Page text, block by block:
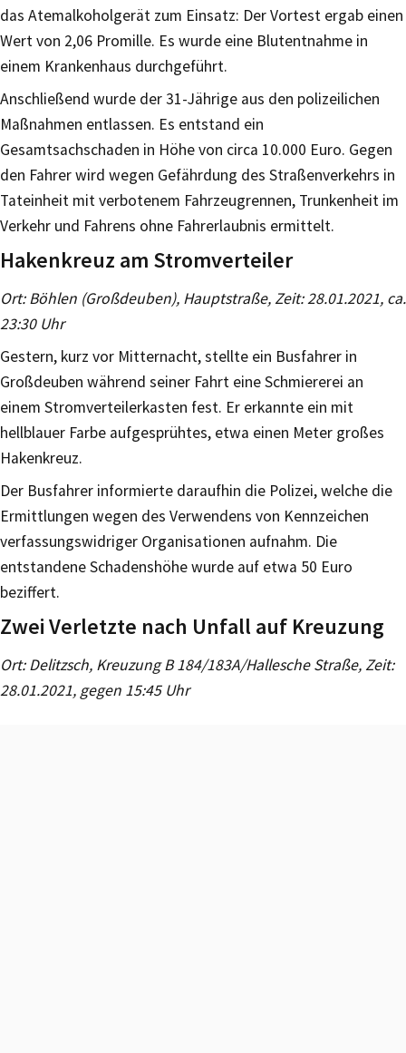
das Atemalkoholgerät zum Einsatz: Der Vortest ergab einen
Wert von 2,06 Promille. Es wurde eine Blutentnahme in
einem Krankenhaus durchgeführt.
Anschließend wurde der 31-Jährige aus den polizeilichen
Maßnahmen entlassen. Es entstand ein
Gesamtsachschaden in Höhe von circa 10.000 Euro. Gegen
den Fahrer wird wegen Gefährdung des Straßenverkehrs in
Tateinheit mit verbotenem Fahrzeugrennen, Trunkenheit im
Verkehr und Fahrens ohne Fahrerlaubnis ermittelt.
Hakenkreuz am Stromverteiler
Ort: Böhlen (Großdeuben), Hauptstraße, Zeit: 28.01.2021, ca.
23:30 Uhr
Gestern, kurz vor Mitternacht, stellte ein Busfahrer in
Großdeuben während seiner Fahrt eine Schmiererei an
einem Stromverteilerkasten fest. Er erkannte ein mit
hellblauer Farbe aufgesprühtes, etwa einen Meter großes
Hakenkreuz.
Der Busfahrer informierte daraufhin die Polizei, welche die
Ermittlungen wegen des Verwendens von Kennzeichen
verfassungswidriger Organisationen aufnahm. Die
entstandene Schadenshöhe wurde auf etwa 50 Euro
beziffert.
Zwei Verletzte nach Unfall auf Kreuzung
Ort: Delitzsch, Kreuzung B 184/183A/Hallesche Straße, Zeit:
28.01.2021, gegen 15:45 Uhr